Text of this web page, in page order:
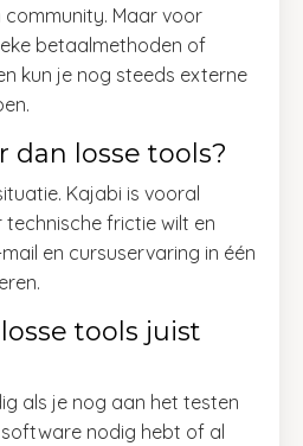
Maar voor
betaalmethoden of
kun je nog steeds externe
dan losse tools?
Kajabi is vooral
technische frictie wilt en
en cursuservaring in één
tools juist
als je nog aan het testen
nodig hebt of al